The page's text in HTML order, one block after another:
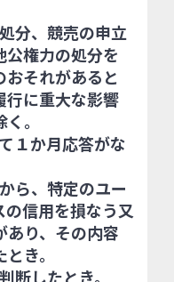
分、競売の申立
公権力の処分を
それがあると
行に重大な影響
。
１か月応答がな
ら、特定のユー
信用を損なう又
あり、その内容
き。
断したとき。